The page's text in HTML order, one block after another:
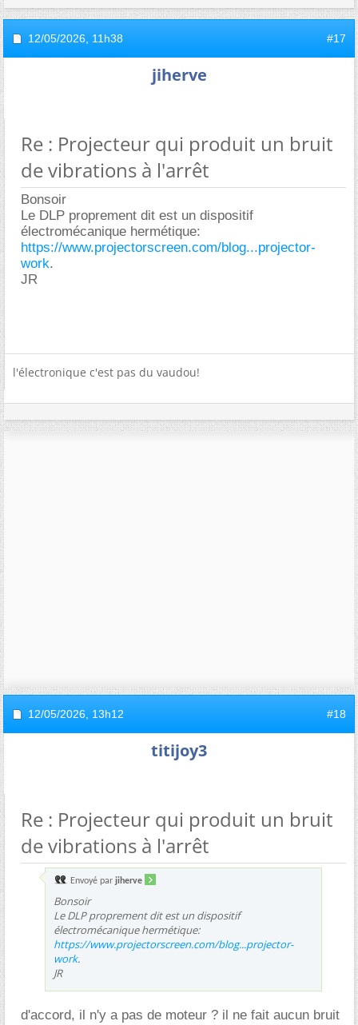
12/05/2026, 11h38 #17
jiherve
Re : Projecteur qui produit un bruit
de vibrations à l'arrêt
Bonsoir
Le DLP proprement dit est un dispositif
électromécanique hermétique:
https://www.projectorscreen.com/blog...projector-
work.
JR
l'électronique c'est pas du vaudou!
12/05/2026, 13h12 #18
titijoy3
Re : Projecteur qui produit un bruit
de vibrations à l'arrêt
Envoyé par jiherve
Bonsoir
Le DLP proprement dit est un dispositif
électromécanique hermétique:
https://www.projectorscreen.com/blog...projector-
work.
JR
d'accord, il n'y a pas de moteur ? il ne fait aucun bruit